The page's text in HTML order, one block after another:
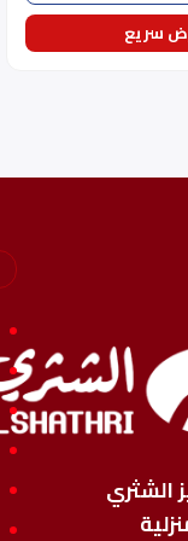
سريع
الشثري